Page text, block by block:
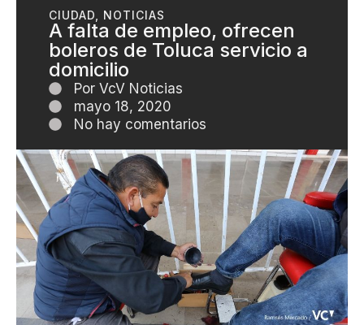
CIUDAD NOTICIAS
A falta de empleo, ofrecen
boleros de Toluca servicio a
domicilio
Por VcV Noticias
mayo 18, 2020
No hay comentarios